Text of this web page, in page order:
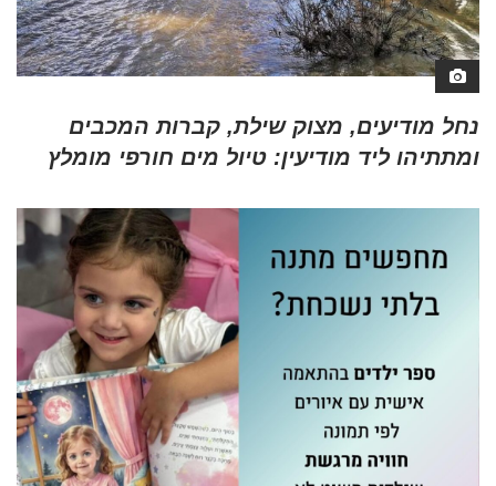
נחל מודיעים, מצוק שילת, קברות המכבים
ומתתיהו ליד מודיעין: טיול מים חורפי מומלץ